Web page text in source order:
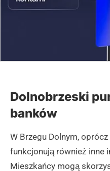
Dolnobrzeski
banków
W Brzegu Dolnym, oprócz
funkcjonują również inne
Mieszkańcy mogą